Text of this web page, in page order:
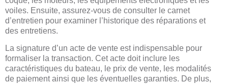
voiles. Ensuite, assurez-vous de consulter le carnet
d’entretien pour examiner l’historique des réparations et
des entretiens.
La signature d’un acte de vente est indispensable pour
formaliser la transaction. Cet acte doit inclure les
caractéristiques du bateau, le prix de vente, les modalités
de paiement ainsi que les éventuelles garanties. De plus,